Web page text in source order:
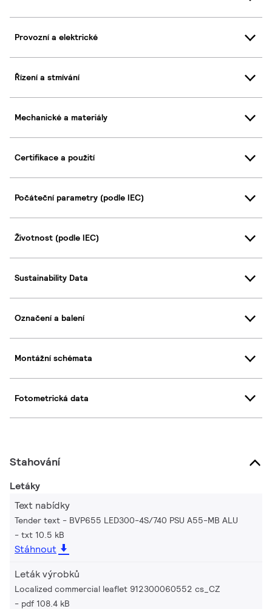
Provozní a elektrické
Řízení a stmívání
Mechanické a materiály
Certifikace a použití
Počáteční parametry (podle IEC)
Životnost (podle IEC)
Sustainability Data
Označení a balení
Montážní schémata
Fotometrická data
Stahování
Letáky
Text nabídky
Tender text - BVP655 LED300-4S/740 PSU A55-MB ALU
txt 10.5 kB
Stáhnout
Leták výrobků
Localized commercial leaflet 912300060552 cs_CZ
pdf 108.4 kB